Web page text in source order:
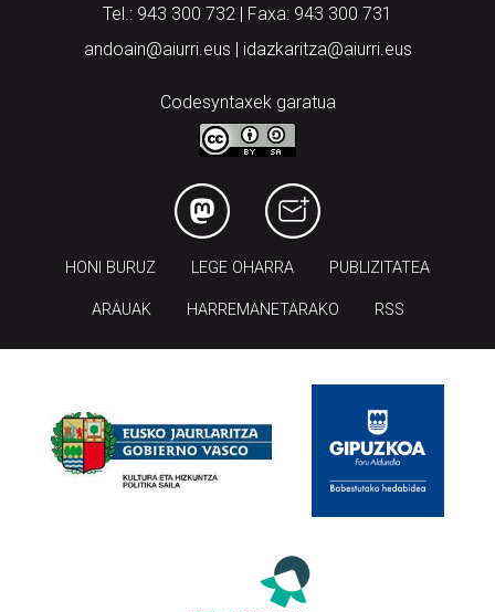
Tel.: 943 300 732 | Faxa: 943 300 731
andoain@aiurri.eus | idazkaritza@aiurri.eus
Codesyntaxek garatua
HONI BURUZ LEGE OHARRA PUBLIZITATEA
ARAUAK HARREMANETARAKO RSS